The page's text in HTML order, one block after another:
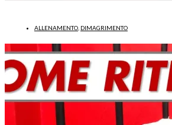
ALLENAMENTO DIMAGRIMENTO